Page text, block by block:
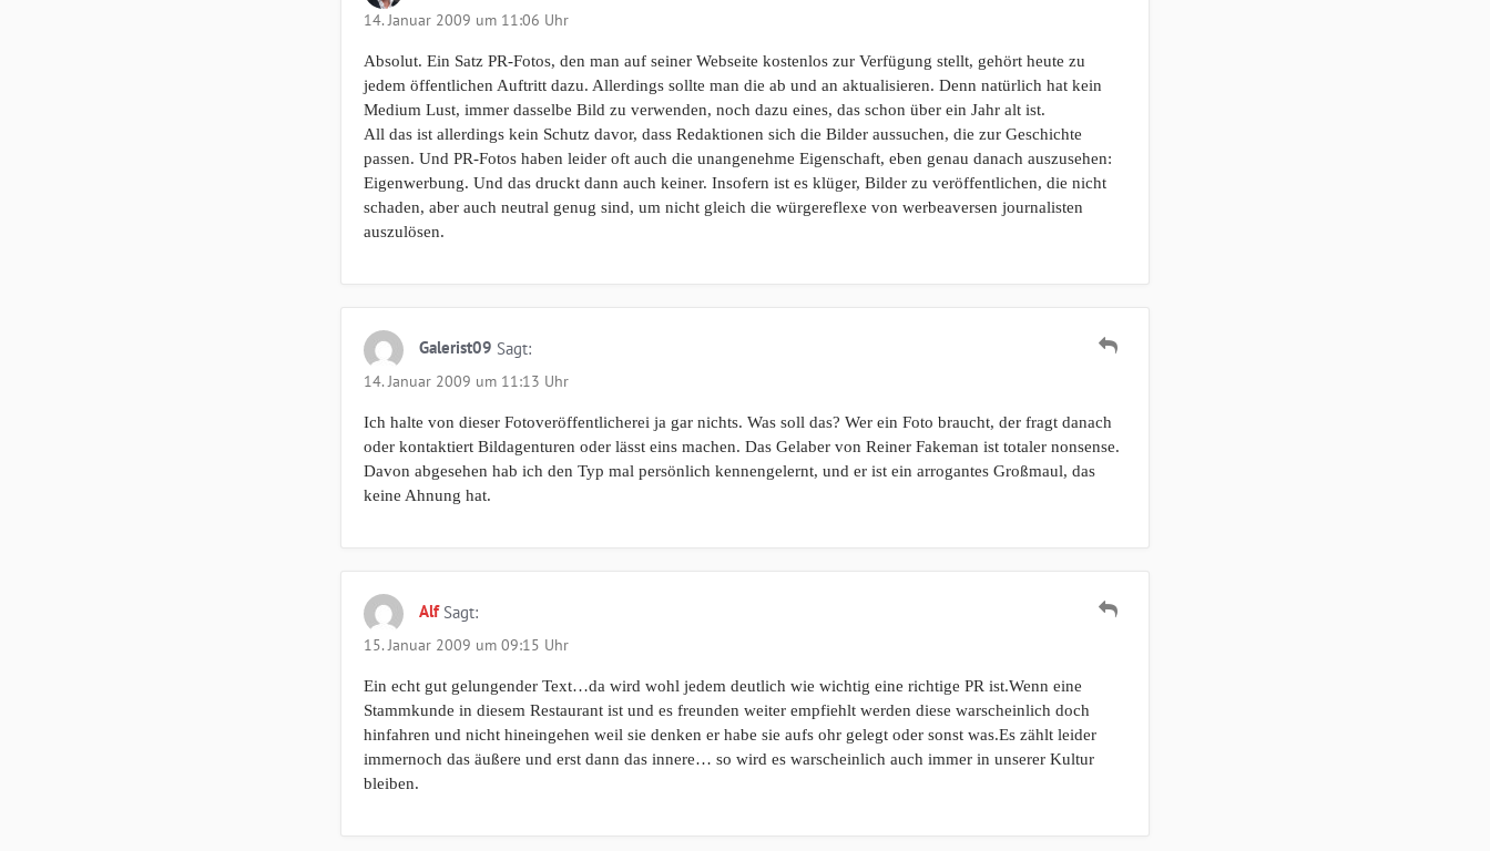
14. Januar 2009 um 11:06 Uhr
Absolut. Ein Satz PR-Fotos, den man auf seiner Webseite kostenlos zur Verfügung stellt, gehört heute zu
jedem öffentlichen Auftritt dazu. Allerdings sollte man die ab und an aktualisieren. Denn natürlich hat kein
Medium Lust, immer dasselbe Bild zu verwenden, noch dazu eines, das schon über ein Jahr alt ist.
All das ist allerdings kein Schutz davor, dass Redaktionen sich die Bilder aussuchen, die zur Geschichte
passen. Und PR-Fotos haben leider oft auch die unangenehme Eigenschaft, eben genau danach auszusehen:
Eigenwerbung. Und das druckt dann auch keiner. Insofern ist es klüger, Bilder zu veröffentlichen, die nicht
schaden, aber auch neutral genug sind, um nicht gleich die würgereflexe von werbeaversen journalisten
auszulösen.
Galerist09 Sagt:
14. Januar 2009 um 11:13 Uhr
Ich halte von dieser Fotoveröffentlicherei ja gar nichts. Was soll das? Wer ein Foto braucht, der fragt danach
oder kontaktiert Bildagenturen oder lässt eins machen. Das Gelaber von Reiner Fakeman ist totaler nonsense.
Davon abgesehen hab ich den Typ mal persönlich kennengelernt, und er ist ein arrogantes Großmaul, das
keine Ahnung hat.
Alf Sagt:
15. Januar 2009 um 09:15 Uhr
Ein echt gut gelungender Text…da wird wohl jedem deutlich wie wichtig eine richtige PR ist.Wenn eine
Stammkunde in diesem Restaurant ist und es freunden weiter empfiehlt werden diese warscheinlich doch
hinfahren und nicht hineingehen weil sie denken er habe sie aufs ohr gelegt oder sonst was.Es zählt leider
immernoch das äußere und erst dann das innere… so wird es warscheinlich auch immer in unserer Kultur
bleiben.